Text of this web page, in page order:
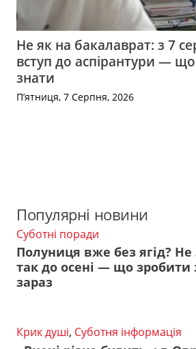
Не як на бакалаврат: з 7
вступ до аспірантури —
знати
П’ятниця, 7 Серпня, 2026
Популярні новини
Суботні поради
Полуниця вже без ягід? Не
так до осені — що
зараз
Крик душі, Суботня інформація